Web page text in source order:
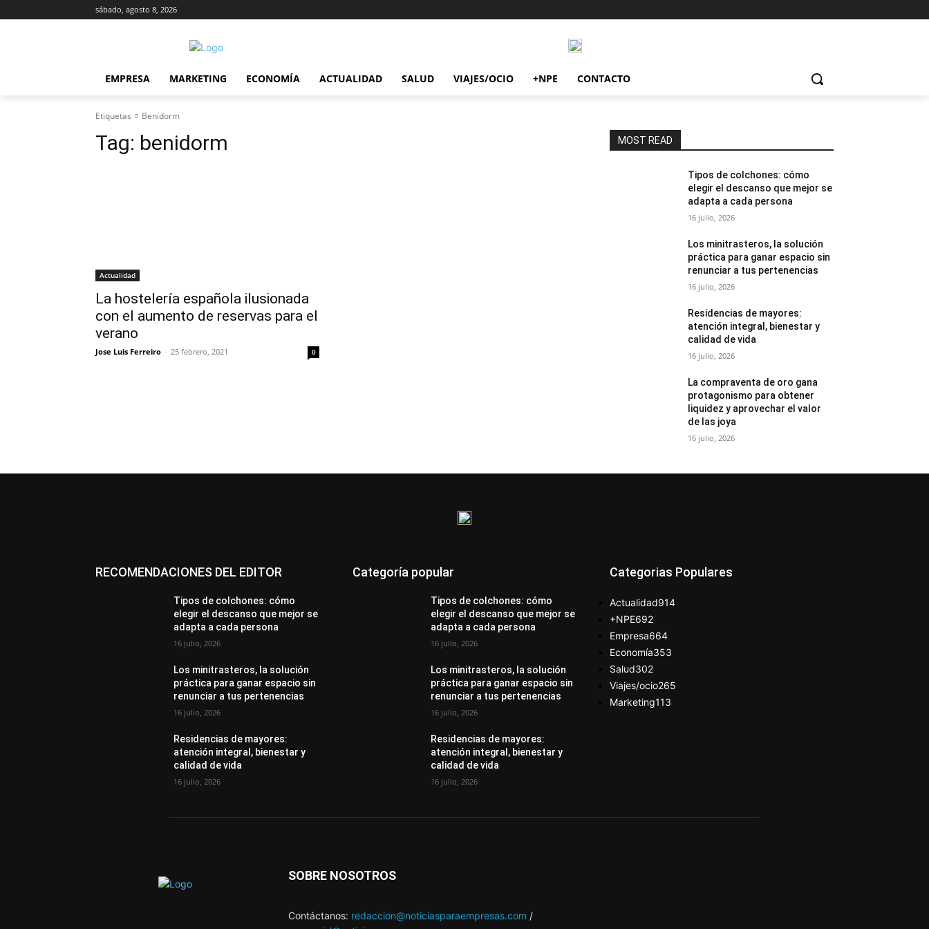
sábado, agosto 8, 2026
EMPRESA MARKETING ECONOMÍA ACTUALIDAD SALUD VIAJES/OCIO +NPE CONTACTO
Etiquetas Benidorm
Tag: benidorm
Actualidad
La hostelería española ilusionada
con el aumento de reservas para el
verano
Jose Luis Ferreiro - 25 febrero, 2021 0
MOST READ
Tipos de colchones: cómo
elegir el descanso que mejor se
adapta a cada persona
16 julio, 2026
Los minitrasteros, la solución
práctica para ganar espacio sin
renunciar a tus pertenencias
16 julio, 2026
Residencias de mayores:
atención integral, bienestar y
calidad de vida
16 julio, 2026
La compraventa de oro gana
protagonismo para obtener
liquidez y aprovechar el valor
de las joya
16 julio, 2026
RECOMENDACIONES DEL EDITOR
Tipos de colchones: cómo
elegir el descanso que mejor se
adapta a cada persona
16 julio, 2026
Los minitrasteros, la solución
práctica para ganar espacio sin
renunciar a tus pertenencias
16 julio, 2026
Residencias de mayores:
atención integral, bienestar y
calidad de vida
16 julio, 2026
Categoría popular
Tipos de colchones: cómo
elegir el descanso que mejor se
adapta a cada persona
16 julio, 2026
Los minitrasteros, la solución
práctica para ganar espacio sin
renunciar a tus pertenencias
16 julio, 2026
Residencias de mayores:
atención integral, bienestar y
calidad de vida
16 julio, 2026
Categorias Populares
Actualidad914
+NPE692
Empresa664
Economía353
Salud302
Viajes/ocio265
Marketing113
SOBRE NOSOTROS
Contáctanos: redaccion@noticiasparaempresas.com /